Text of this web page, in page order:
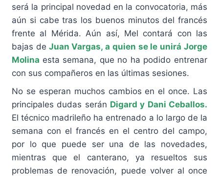
será la principal novedad en la convocatoria, más
aún si cabe tras los buenos minutos del francés
frente al Mérida. Aún así, Mel contará con las
bajas de Juan Vargas, a quien se le unirá Jorge
Molina esta semana, que no ha podido entrenar
con sus compañeros en las últimas sesiones.
No se esperan muchos cambios en el once. Las
principales dudas serán Digard y Dani Ceballos.
El técnico madrileño ha entrenado a lo largo de la
semana con el francés en el centro del campo,
por lo que puede ser una de las novedades,
mientras que el canterano, ya resueltos sus
problemas de renovación, puede volver al once